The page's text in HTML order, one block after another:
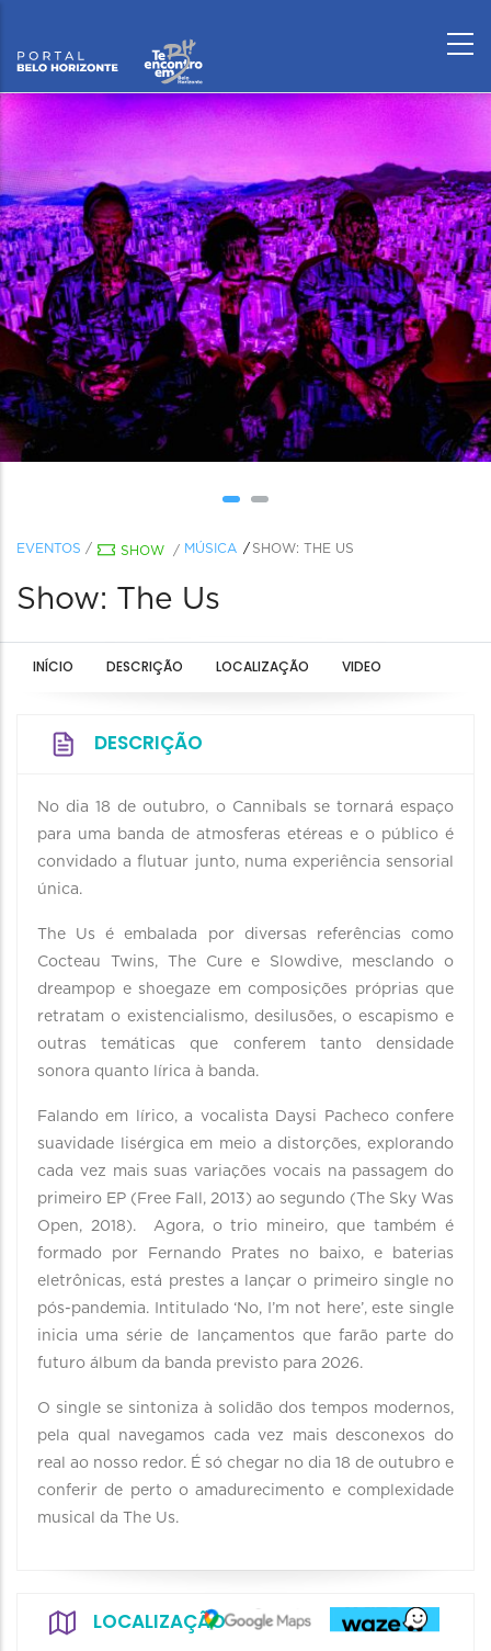
EVENTOS / SHOW / MÚSICA SHOW: THE US
Show: The Us
INÍCIO DESCRIÇÃO LOCALIZAÇÃO VIDEO
DESCRIÇÃO
No dia 18 de outubro, o Cannibals se tornará espaço
para uma banda de atmosferas etéreas e o público é
convidado a flutuar junto, numa experiência sensorial
única.
The Us é embalada por diversas referências como
Cocteau Twins, The Cure e Slowdive, mesclando o
dreampop e shoegaze em composições próprias que
retratam o existencialismo, desilusões, o escapismo e
outras temáticas que conferem tanto densidade
sonora quanto lírica à banda.
Falando em lírico, a vocalista Daysi Pacheco confere
suavidade lisérgica em meio a distorções, explorando
cada vez mais suas variações vocais na passagem do
primeiro EP (Free Fall, 2013) ao segundo (The Sky Was
Open, 2018). Agora, o trio mineiro, que também é
formado por Fernando Prates no baixo, e baterias
eletrônicas, está prestes a lançar o primeiro single no
pós-pandemia. Intitulado ‘No, I’m not here’, este single
inicia uma série de lançamentos que farão parte do
futuro álbum da banda previsto para 2026.
O single se sintoniza à solidão dos tempos modernos,
pela qual navegamos cada vez mais desconexos do
real ao nosso redor. É só chegar no dia 18 de outubro e
conferir de perto o amadurecimento e complexidade
musical da The Us.
LOCALIZAÇÃO